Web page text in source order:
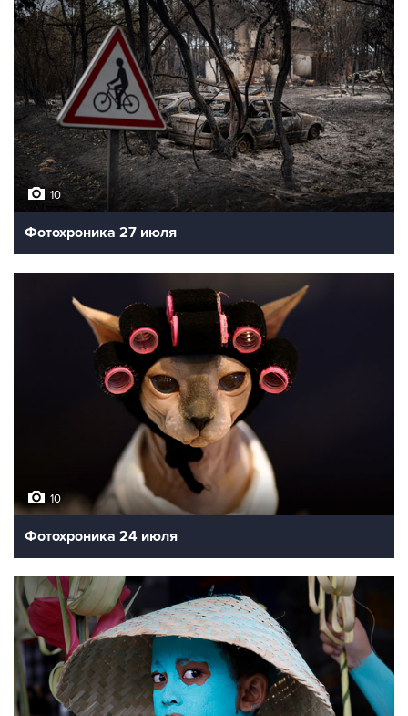
10
Фотохроника 27 июля
10
Фотохроника 24 июля